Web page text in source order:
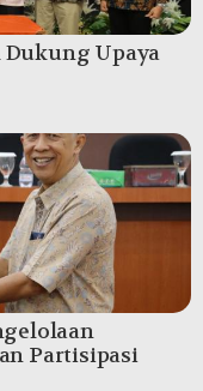
Dukung Upaya
Partisipasi